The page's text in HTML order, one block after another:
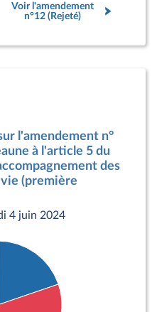
Voir l'amendement
n°12 (Rejeté)
l'amendement n°
à l'article 5 du
des
(première
4 juin 2024